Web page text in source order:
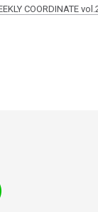
COORDINATE